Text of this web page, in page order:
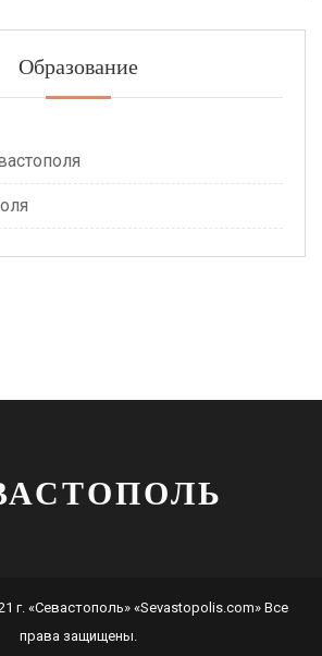
Образование
г. «Севастополь» «Sevastopolis.com» Все
права защищены.